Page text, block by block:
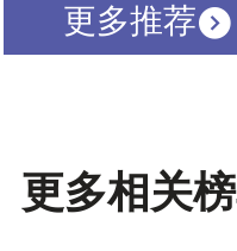
更多推荐
更多相关